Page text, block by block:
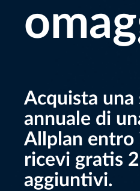
Acquista
annuale di
Allplan entro
ricevi gratis
aggiuntivi.